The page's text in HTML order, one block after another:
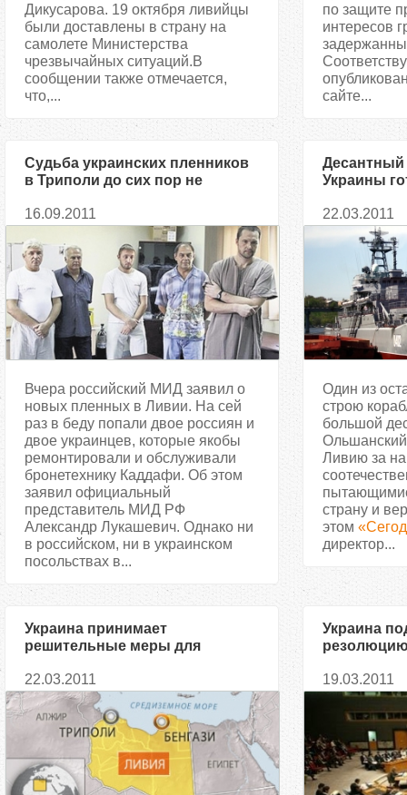
Дикусарова. 19 октября ливийцы
были доставлены в страну на
самолете Министерства
чрезвычайных ситуаций.В
сообщении также отмечается,
что,...
по защите
интересов
сайте...
Судьба украинских пленников
в Триполи до сих пор не
16.09.2011
Вчера российский МИД заявил о
новых пленных в Ливии. На сей
раз в беду попали двое россиян и
двое украинцев, которые якобы
ремонтировали и обслуживали
бронетехнику Каддафи. Об этом
заявил официальный
представитель МИД РФ
Александр Лукашевич. Однако ни
в российском, ни в украинском
посольствах в...
Украины
украинцев
22.03.2011
Один из
строю
большой
Ливию за
страну и
этом
директор...
Украина принимает
решительные меры для
Ливии
22.03.2011
Украина
19.03.2011